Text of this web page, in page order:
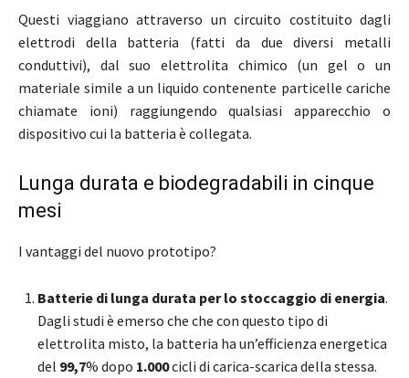
Questi viaggiano attraverso un circuito costituito dagli
elettrodi della batteria (fatti da due diversi metalli
conduttivi), dal suo elettrolita chimico (un gel o un
materiale simile a un liquido contenente particelle cariche
chiamate ioni) raggiungendo qualsiasi apparecchio o
dispositivo cui la batteria è collegata.
Lunga durata e biodegradabili in cinque
mesi
I vantaggi del nuovo prototipo?
Batterie di lunga durata per lo stoccaggio di energia.
Dagli studi è emerso che che con questo tipo di
elettrolita misto, la batteria ha un’efficienza energetica
del 99,7% dopo 1.000cicli di carica-scarica della stessa.